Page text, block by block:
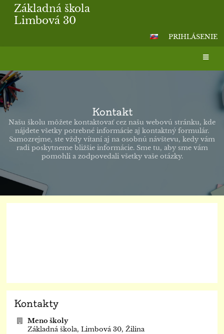
Základná škola
Limbová 30
PRIHLÁSENIE
Kontakt
Našu školu môžete kontaktovať cez našu webovú stránku, kde
nájdete všetky potrebné informácie aj kontaktný formulár.
Samozrejme, ste vždy vítaní aj na osobnú návštevu, kedy vám
radi poskytneme bližšie informácie. Sme tu, aby sme vám
pomohli a zodpovedali všetky vaše otázky.
Kontakty
Meno školy
Základná škola, Limbová 30, Žilina